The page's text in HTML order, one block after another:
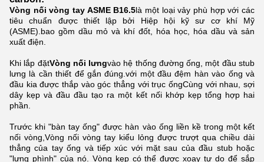
Vòng nối vòng tay ASME B16.5là một loại vảy phù hợp với các
tiêu chuẩn được thiết lập bởi Hiệp hội kỹ sư cơ khí Mỹ
(ASME).bao gồm dầu mỏ và khí đốt, hóa học, hóa dầu và sản
xuất điện.
Khi lắp đặtVòng nối lưngvào hệ thống đường ống, một đầu stub
lưng là cần thiết để gắn đúng.với một đầu đệm hàn vào ống và
đầu kia được thắp vào góc thẳng với trục ốngCùng với nhau, sợi
dây kẹp và đầu đầu tạo ra một kết nối khớp kẹp tổng hợp hai
phần.
Trước khi "bàn tay ống" được hàn vào ống liền kề trong một kết
nối vòng,Vòng nối vòng tay kiểu lỏng được trượt qua chiều dài
thẳng của tay ống và tiếp xúc với mặt sau của đầu stub hoặc
"lưng phình" của nó. Vòng kẹp có thể được xoay tự do để sắp